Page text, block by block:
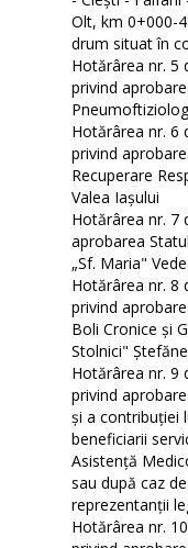
Olt, km 0+000-
drum situat în
Hotărârea nr. 5
privind
Hotărârea nr. 6
privind
Recuperare
Valea Iașului
Hotărârea nr. 7
aprobarea
„Sf. Maria"
Hotărârea nr. 8
privind
Boli Cronice și
Stolnici"
Hotărârea nr. 9
privind
și a contribuției
beneficiarii
Asistență
sau după caz
reprezentanții
Hotărârea nr.